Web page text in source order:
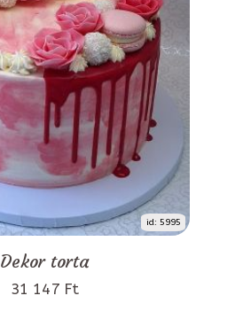
id: 5995
Dekor torta
31 147 Ft